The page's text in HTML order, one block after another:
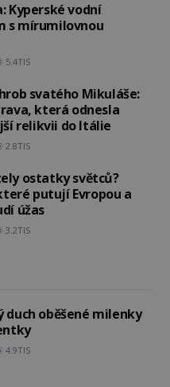
Kyperské vodní
s mírumilovnou
5.4TIS
svatého Mikuláše:
která odnesla
relikvii do Itálie
2.8TIS
ostatky světců?
putují Evropou a
úžas
3.2TIS
duch oběšené milenky
4.9TIS